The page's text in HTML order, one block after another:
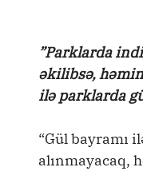
”Parklarda
əkilibsə,
ilə parklarda
“Gül bayramı
alınmayacaq,